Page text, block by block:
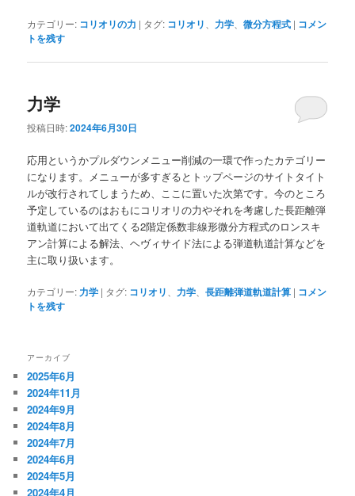
カテゴリー: コリオリの力 | タグ: コリオリ 力学 、微分方程式 | コメン
トを残す
力学
投稿日時:2024年6月30日
応用というかプルダウンメニュー削減の一環で作ったカテゴリー
になります。メニューが多すぎるとトップページのサイトタイト
ルが改行されてしまうため、ここに置いた次第です。今のところ
予定しているのはおもにコリオリの力やそれを考慮した長距離弾
道軌道において出てくる2階定係数非線形微分方程式のロンスキ
アン計算による解法、ヘヴィサイド法による弾道軌道計算などを
主に取り扱います。
カテゴリー: 力学 | タグ: コリオリ 力学 、長距離弾道軌道計算 | コメン
トを残す
アーカイブ
2025年6月
2024年11月
2024年9月
2024年8月
2024年7月
2024年6月
2024年5月
2024年4月